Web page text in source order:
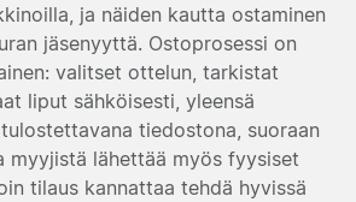
ja näiden kautta ostaminen
jäsenyyttä. Ostoprosessi on
valitset ottelun, tarkistat
liput sähköisesti, yleensä
tiedostona, suoraan
myyjistä lähettää myös fyysiset
tilaus kannattaa tehdä hyvissä